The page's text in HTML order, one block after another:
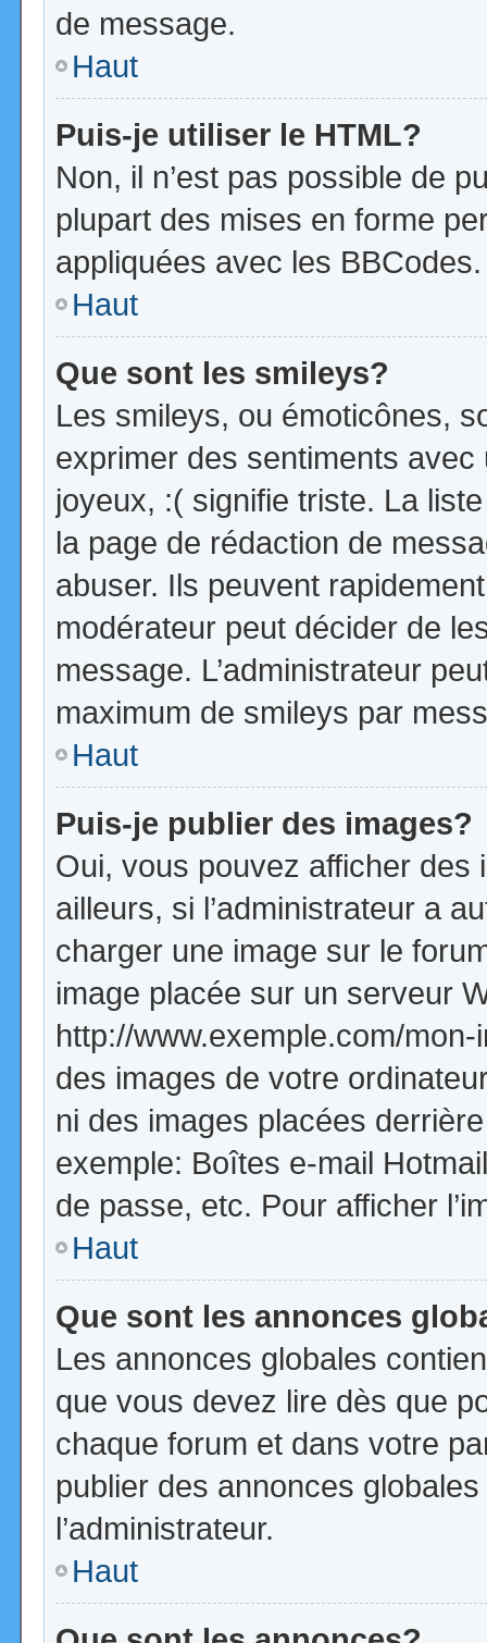
de message.
Haut
Puis-je utiliser le HTML?
Non, il n’est pas possible de
plupart des mises en forme
appliquées avec les BBCodes.
Haut
Que sont les smileys?
Les smileys, ou émoticônes,
exprimer des sentiments
joyeux, :( signifie triste. La
la page de rédaction de
abuser. Ils peuvent
modérateur peut décider de
message. L’administrateur
maximum de smileys par
Haut
Puis-je publier des images?
Oui, vous pouvez afficher
ailleurs, si l’administrateur a
charger une image sur le
image placée sur un serveur
http://www.exemple.com/
des images de votre
ni des images placées
exemple: Boîtes e-mail
de passe, etc. Pour afficher
Haut
Que sont les annonces
Les annonces globales
que vous devez lire dès que
chaque forum et dans votre
publier des annonces
l’administrateur.
Haut